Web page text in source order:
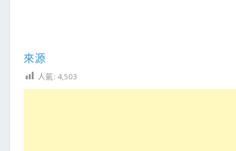
來源
人氣: 4,503